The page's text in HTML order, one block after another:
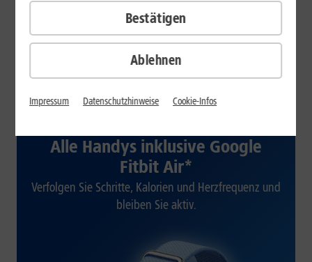
ab 29,99
€/Monat*
Verfügbarkeit prüfen
Alle Handys inklusive Google
Fitbit Air*
Verfolgen Sie Schritte, Kalorien und Herzfrequenz und
bleiben Sie aktiv.
Ablehnen
Bestätigen
Impressum Datenschutzhinweise Cookie-Infos